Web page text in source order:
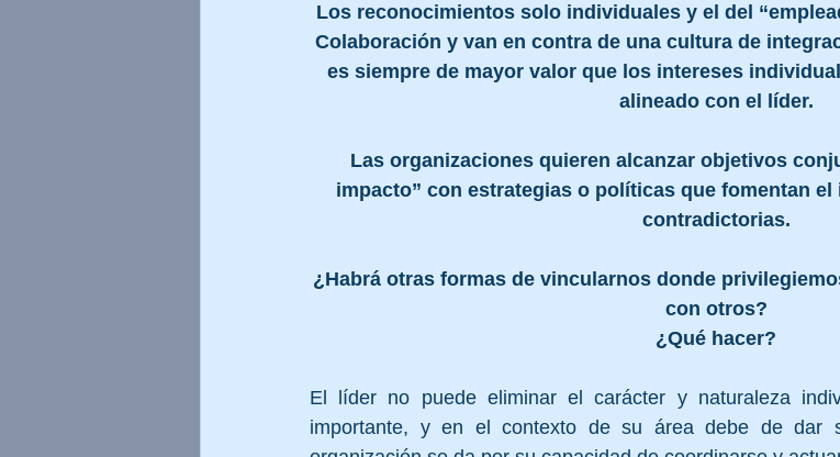
Los reconocimientos solo individuales y el del
Colaboración y van en contra de una cultura de
es siempre de mayor valor que los intereses
alineado con el líder.
Las organizaciones quieren alcanzar objetivos
impacto” con estrategias o políticas que fomentan
contradictorias.
¿Habrá otras formas de vincularnos donde
con otros?
¿Qué hacer?
El líder no puede eliminar el carácter y naturaleza
importante, y en el contexto de su área debe de dar